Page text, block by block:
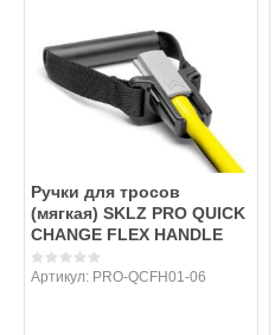
Ручки для тросов
(мягкая) SKLZ PRO QUICK
CHANGE FLEX HANDLE
Артикул: PRO-QCFH01-06